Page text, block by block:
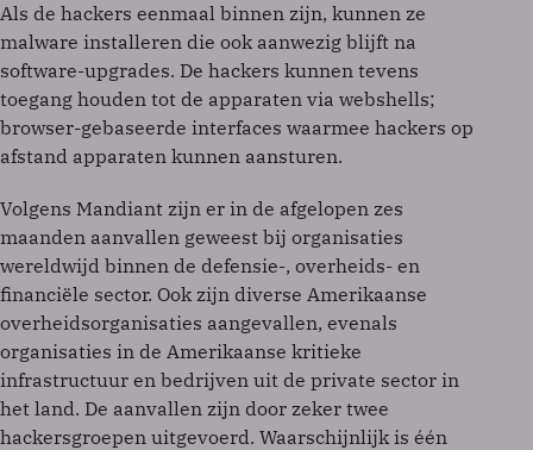
Als de hackers eenmaal binnen zijn, kunnen ze
malware installeren die ook aanwezig blijft na
software-upgrades. De hackers kunnen tevens
toegang houden tot de apparaten via webshells;
browser-gebaseerde interfaces waarmee hackers op
afstand apparaten kunnen aansturen.
Volgens Mandiant zijn er in de afgelopen zes
maanden aanvallen geweest bij organisaties
wereldwijd binnen de defensie-, overheids- en
financiële sector. Ook zijn diverse Amerikaanse
overheidsorganisaties aangevallen, evenals
organisaties in de Amerikaanse kritieke
infrastructuur en bedrijven uit de private sector in
het land. De aanvallen zijn door zeker twee
hackersgroepen uitgevoerd. Waarschijnlijk is één